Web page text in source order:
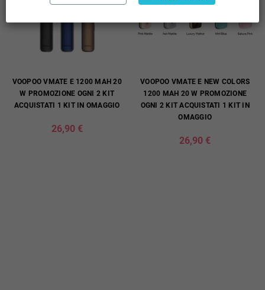
VOOPOO VMATE E 1200 MAH 20
W PROMOZIONE OGNI 2 KIT
ACQUISTATI 1 KIT IN OMAGGIO
26,90 €
VOOPOO VMATE E NEW COLORS
1200 MAH 20 W PROMOZIONE
OGNI 2 KIT ACQUISTATI 1 KIT IN
OMAGGIO
26,90 €